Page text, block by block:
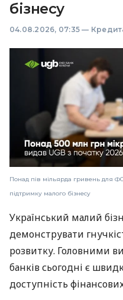
бізнесу
04.08.2026, 07:35 —
Понад пів мільярда гривень для
підтримку малого бізнесу
Український малий
демонструвати
розвитку. Головними
банків сьогодні є
доступність